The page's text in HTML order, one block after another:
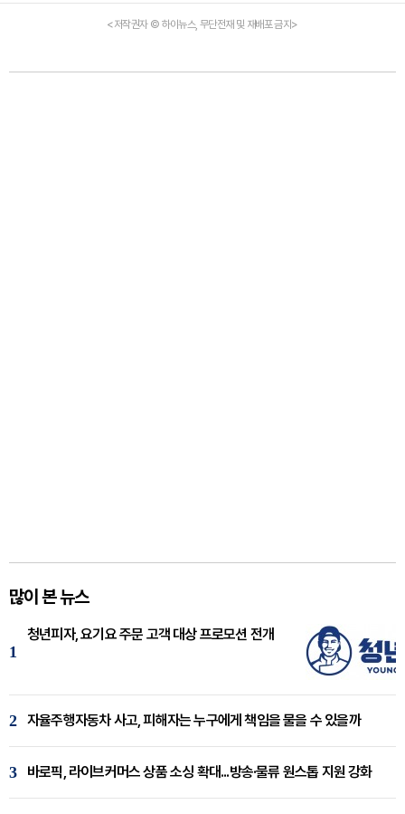
<저작권자 © 하이뉴스, 무단전재 및 재배포 금지>
많이 본 뉴스
1
청년피자, 요기요 주문 고객 대상 프로모션 전개
2 자율주행자동차 사고, 피해자는 누구에게 책임을 물을 수 있을까
3 바로픽, 라이브커머스 상품 소싱 확대...방송·물류 원스톱 지원 강화